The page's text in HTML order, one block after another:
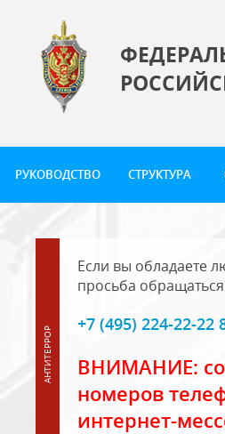
РУКОВОДСТВО СТРУКТУРА
Если вы обладаете
просьба
+7 (495) 224-22-22
ВНИМАНИЕ:
номеров
интернет-